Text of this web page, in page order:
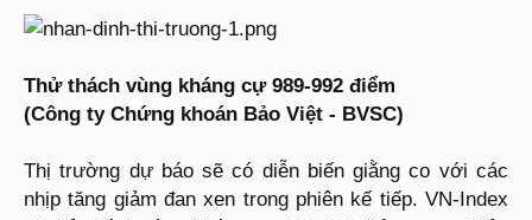
Thử thách vùng kháng cự 989-992 điểm
(Công ty Chứng khoán Bảo Việt - BVSC)
Thị trường dự báo sẽ có diễn biến giằng co với các
nhịp tăng giảm đan xen trong phiên kế tiếp. VN-Index